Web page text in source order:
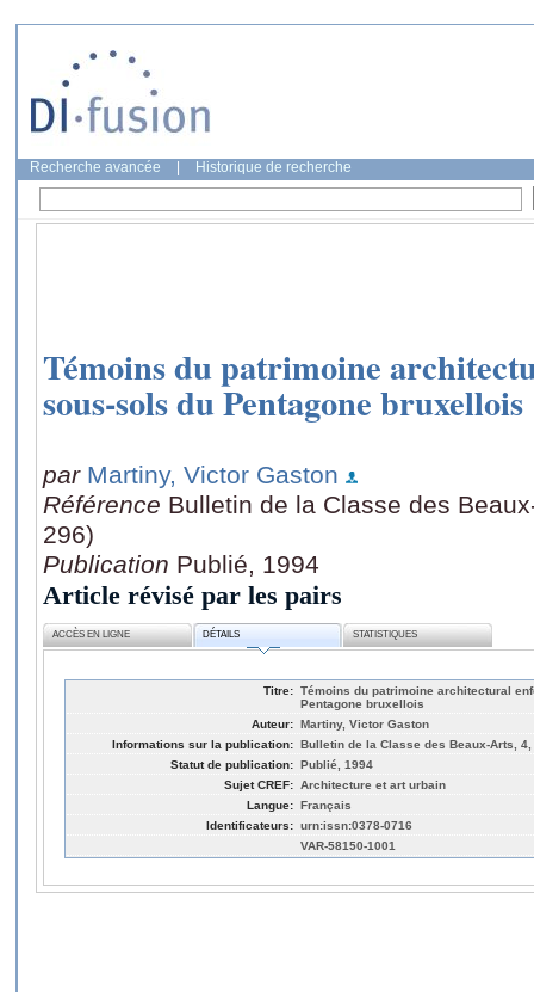
Recherche avancée Historique de recherche
Témoins du patrimoine
sous-sols du Pentagone bruxellois
par Martiny, Victor Gaston
Référence Bulletin de la Classe des
296)
Publication Publié, 1994
Article révisé par les pairs
ACCÈS EN LIGNE DÉTAILS STATISTIQUES
Titre: Témoins du patrimoine architectural
Pentagone bruxellois
Auteur: Martiny, Victor Gaston
Informations sur la publication: Bulletin de la Classe des Beaux-Arts, 4,
Statut de publication: Publié, 1994
Sujet CREF: Architecture et art urbain
Langue: Français
Identificateurs: urn:issn:0378-0716
VAR-58150-1001